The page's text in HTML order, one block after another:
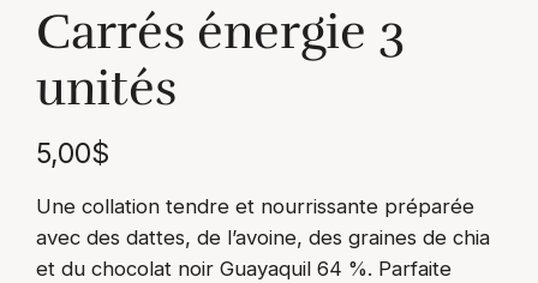
Carrés énergie 3
unités
5,00$
Une collation tendre et nourrissante préparée
avec des dattes, de l’avoine, des graines de chia
et du chocolat noir Guayaquil 64 %. Parfaite